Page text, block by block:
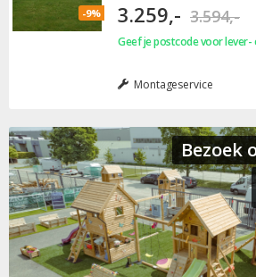
-9% 3.259,- 3.594,-
Geef je postcode voor
Montageservice
Bezoek